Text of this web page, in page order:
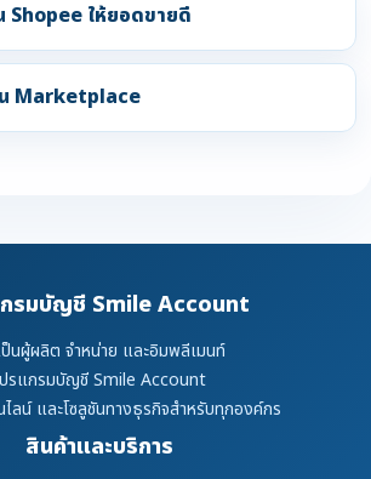
Shopee ให้ยอดขายดี
Marketplace
รมบัญชี Smile Account
ป็นผู้ผลิต จำหน่าย และอิมพลีเมนท์
รแกรมบัญชี Smile Account
ไลน์ และโซลูชันทางธุรกิจสำหรับทุกองค์กร
สินค้าและบริการ